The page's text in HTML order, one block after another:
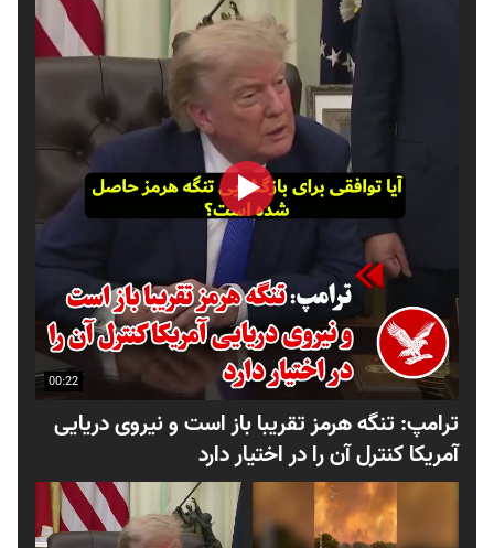
00:22
ترامپ: تنگه هرمز تقریبا باز است و نیروی دریایی
آمریکا کنترل آن را در اختیار دارد